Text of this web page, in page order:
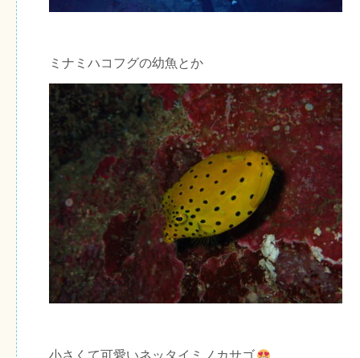
ミナミハコフグの幼魚とか
小さくて可愛いネッタイミノカサゴ